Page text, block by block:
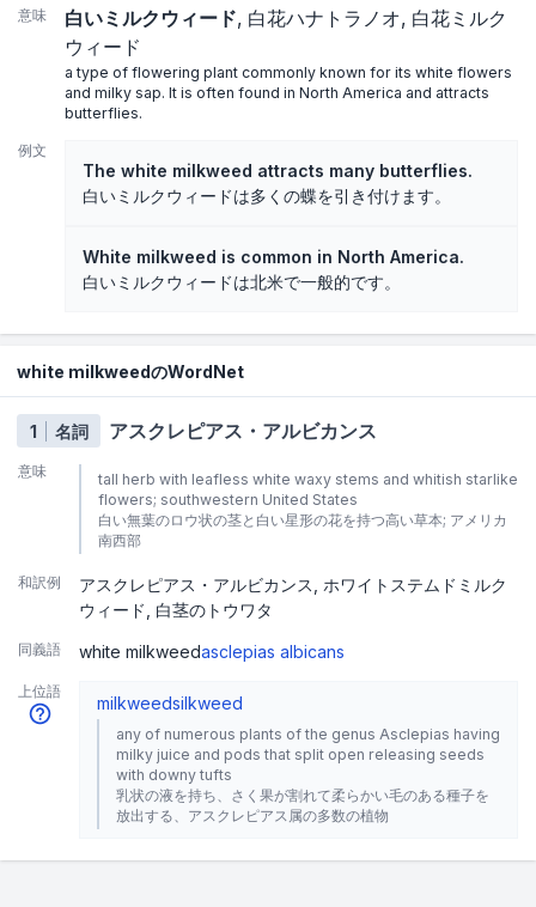
意味 白いミルクウィード 白花ハナトラノオ 白花ミルク
ウィード
a type of flowering plant commonly known for its white flowers
and milky sap. It is often found in North America and attracts
butterflies.
例文
The white milkweed attracts many butterflies.
白いミルクウィードは多くの蝶を引き付けます。
White milkweed is common in North America.
白いミルクウィードは北米で一般的です。
white milkweedのWordNet
1 名詞 アスクレピアス・アルビカンス
意味
tall herb with leafless white waxy stems and whitish starlike
flowers; southwestern United States
白い無葉のロウ状の茎と白い星形の花を持つ高い草本; アメリカ
南西部
和訳例 アスクレピアス・アルビカンス
ホワイトステムドミルク
ウィード
白茎のトウワタ
同義語 white milkweedasclepias albicans
上位語
milkweedsilkweed
any of numerous plants of the genus Asclepias having
milky juice and pods that split open releasing seeds
with downy tufts
乳状の液を持ち、さく果が割れて柔らかい毛のある種子を
放出する、アスクレピアス属の多数の植物